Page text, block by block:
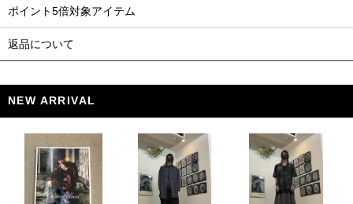
ポイント5倍対象アイテム
返品について
NEW ARRIVAL